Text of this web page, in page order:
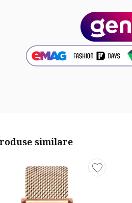
cadran: auriu deschis mother of pearl
cadran: puncte
curea/bratara: piele naturala
curea/bratara: negru
curea/bratara: 18 mm
similare